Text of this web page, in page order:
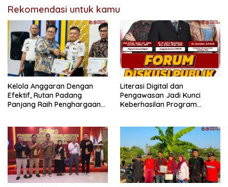
Rekomendasi untuk kamu
Kelola Anggaran Dengan
Efektif, Rutan Padang
Panjang Raih Penghargaan
Literasi Digital dan
Pengawasan Jadi Kunci
Keberhasilan Program